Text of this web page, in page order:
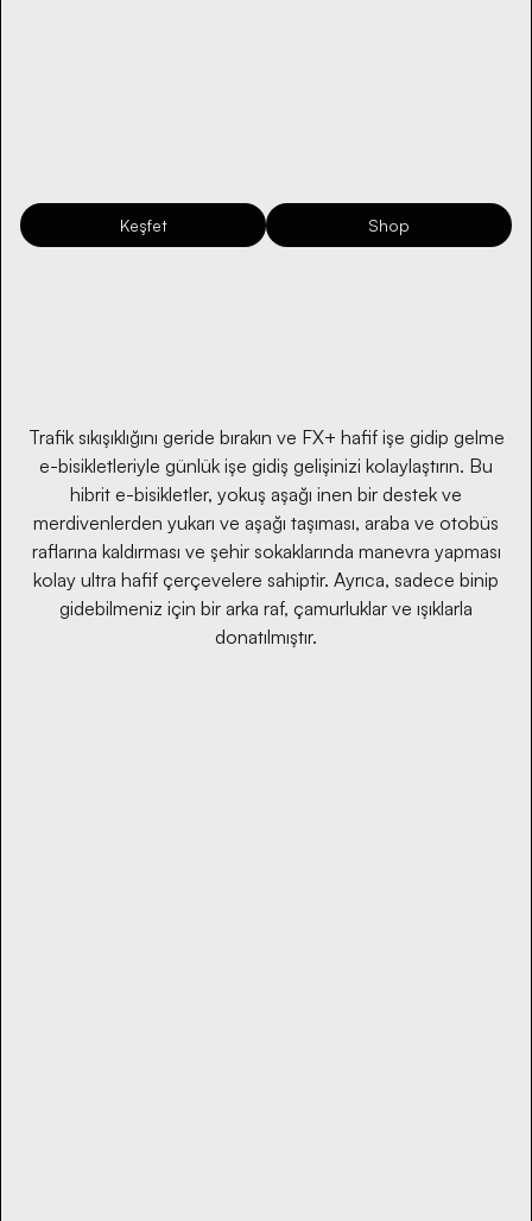
Keşfet Shop
Trafik sıkışıklığını geride bırakın ve FX+ hafif işe gidip gelme
e-bisikletleriyle günlük işe gidiş gelişinizi kolaylaştırın. Bu
hibrit e-bisikletler, yokuş aşağı inen bir destek ve
merdivenlerden yukarı ve aşağı taşıması, araba ve otobüs
raflarına kaldırması ve şehir sokaklarında manevra yapması
kolay ultra hafif çerçevelere sahiptir. Ayrıca, sadece binip
gidebilmeniz için bir arka raf, çamurluklar ve ışıklarla
donatılmıştır.